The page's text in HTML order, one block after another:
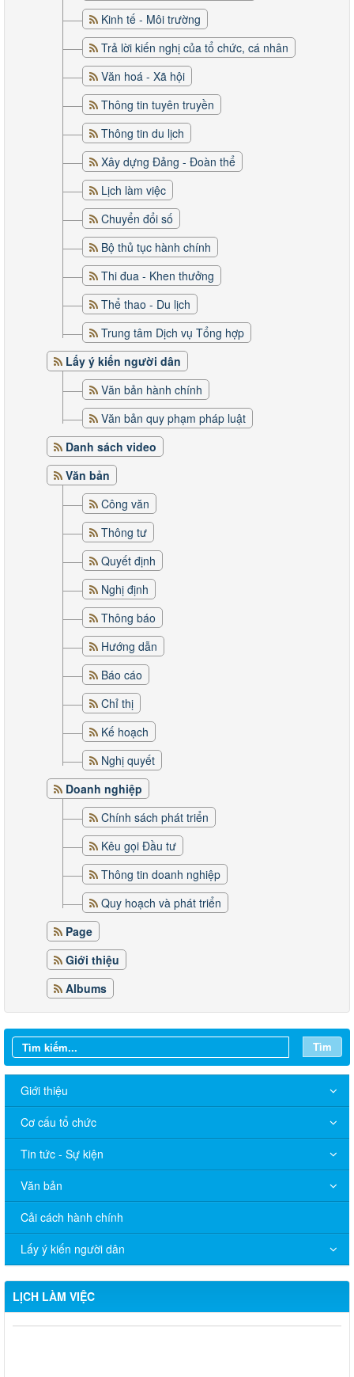
Kinh tế - Môi trường
Trả lời kiến nghị của tổ chức, cá nhân
Văn hoá - Xã hội
Thông tin tuyên truyền
Thông tin du lịch
Xây dựng Đảng - Đoàn thể
Lịch làm việc
Chuyển đổi số
Bộ thủ tục hành chính
Thi đua - Khen thưởng
Thể thao - Du lịch
Trung tâm Dịch vụ Tổng hợp
Lấy ý kiến người dân
Văn bản hành chính
Văn bản quy phạm pháp luật
Danh sách video
Văn bản
Công văn
Thông tư
Quyết định
Nghị định
Thông báo
Hướng dẫn
Báo cáo
Chỉ thị
Kế hoạch
Nghị quyết
Doanh nghiệp
Chính sách phát triển
Kêu gọi Đầu tư
Thông tin doanh nghiệp
Quy hoạch và phát triển
Page
Giới thiệu
Albums
Tìm
Giới thiệu
Cơ cấu tổ chức
Tin tức - Sự kiện
Văn bản
Cải cách hành chính
Lấy ý kiến người dân
LỊCH LÀM VIỆC
Lịch làm việc từ ngày 12/1/2026 đến 18/1/2026
Chương trình làm việc từ ngày 15/12/2025 - 21/12/2025
Lịch làm việc từ ngày 8/12/2025 - 14/12/2025
Lịch làm việc của Đảng ủy - Hội đồng nhân dân - Ủy ban nhân
dân xã Long Thành tuần 45 (3/10/2025 - 9/102025)